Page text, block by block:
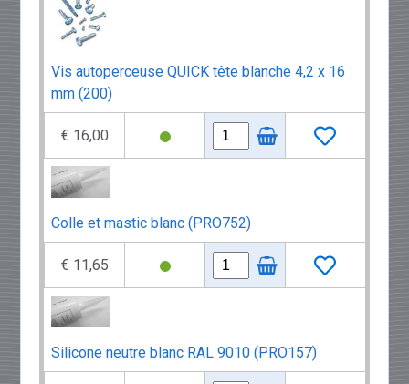
Vis autoperceuse QUICK tête blanche 4,2 x 16
mm (200)
€ 16,00
Colle et mastic blanc (PRO752)
€ 11,65
Silicone neutre blanc RAL 9010 (PRO157)